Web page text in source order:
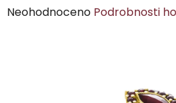
Průměrné
Neohodnoceno Podrobnosti